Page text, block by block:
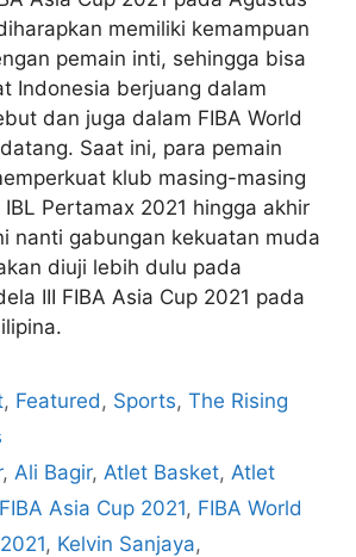
memiliki kemampuan
pemain inti, sehingga bisa
Indonesia berjuang dalam
dan juga dalam FIBA World
Saat ini, para pemain
klub masing-masing
Pertamax 2021 hingga akhir
nanti gabungan kekuatan muda
diuji lebih dulu pada
III FIBA Asia Cup 2021 pada
, Featured , Sports,The Rising
, Ali Bagir, Atlet Basket, Atlet
FIBA Asia Cup 2021, FIBA World
, Kelvin Sanjaya,